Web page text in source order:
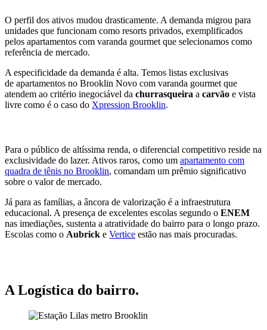
O perfil dos ativos mudou drasticamente. A demanda migrou para
unidades que funcionam como resorts privados, exemplificados
pelos apartamentos com varanda gourmet que selecionamos como
referência de mercado.
A especificidade da demanda é alta. Temos listas exclusivas
de apartamentos no Brooklin Novo com varanda gourmet que
atendem ao critério inegociável da churrasqueira a carvão e vista
livre como é o caso do Xpression Brooklin.
Para o público de altíssima renda, o diferencial competitivo reside na
exclusividade do lazer. Ativos raros, como um apartamento com
quadra de tênis no Brooklin, comandam um prêmio significativo
sobre o valor de mercado.
Já para as famílias, a âncora de valorização é a infraestrutura
educacional. A presença de excelentes escolas segundo o ENEM
nas imediações, sustenta a atratividade do bairro para o longo prazo.
Escolas como o Aubrick e Vertice estão nas mais procuradas.
A Logística do bairro.